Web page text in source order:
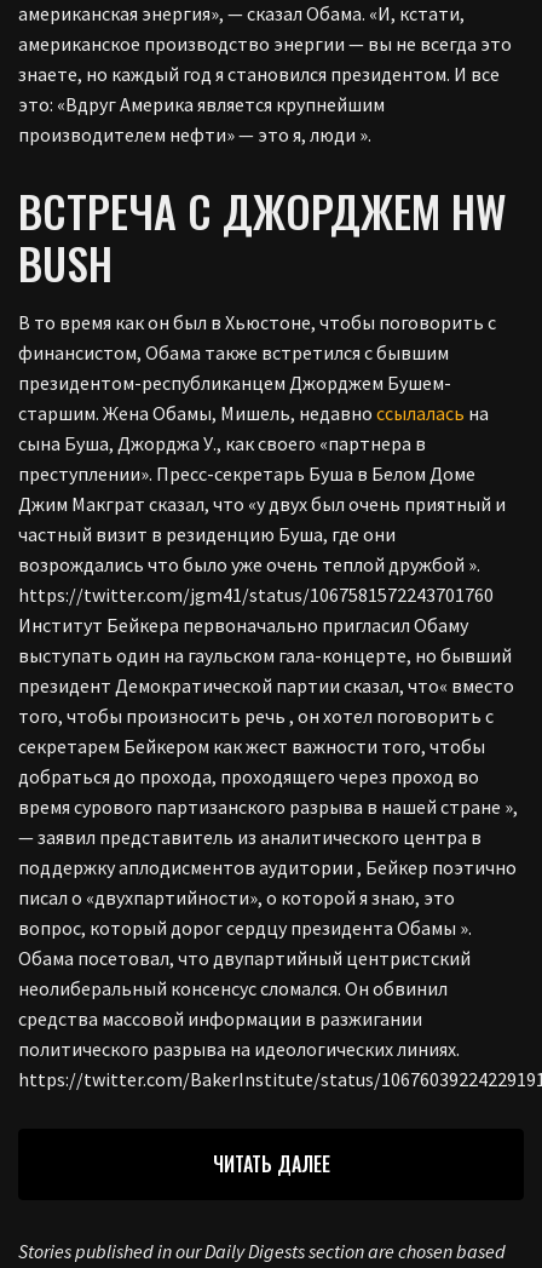
американская энергия», — сказал Обама. «И, кстати,
американское производство энергии — вы не всегда это
знаете, но каждый год я становился президентом. И все
это: «Вдруг Америка является крупнейшим
производителем нефти» — это я, люди ».
ВСТРЕЧА С ДЖОРДЖЕМ HW
BUSH
В то время как он был в Хьюстоне, чтобы поговорить с
финансистом, Обама также встретился с бывшим
президентом-республиканцем Джорджем Бушем-
старшим. Жена Обамы, Мишель, недавно ссылалась на
сына Буша, Джорджа У., как своего «партнера в
преступлении». Пресс-секретарь Буша в Белом Доме
Джим Макграт сказал, что «у двух был очень приятный и
частный визит в резиденцию Буша, где они
возрождались что было уже очень теплой дружбой ».
https://twitter.com/jgm41/status/1067581572243701760
Институт Бейкера первоначально пригласил Обаму
выступать один на гаульском гала-концерте, но бывший
президент Демократической партии сказал, что« вместо
того, чтобы произносить речь , он хотел поговорить с
секретарем Бейкером как жест важности того, чтобы
добраться до прохода, проходящего через проход во
время сурового партизанского разрыва в нашей стране »,
— заявил представитель из аналитического центра в
поддержку аплодисментов аудитории , Бейкер поэтично
писал о «двухпартийности», о которой я знаю, это
вопрос, который дорог сердцу президента Обамы ».
Обама посетовал, что двупартийный центристский
неолиберальный консенсус сломался. Он обвинил
средства массовой информации в разжигании
политического разрыва на идеологических линиях.
https://twitter.com/BakerInstitute/status/
ЧИТАТЬ ДАЛЕЕ
Stories published in our Daily Digests section are chosen based